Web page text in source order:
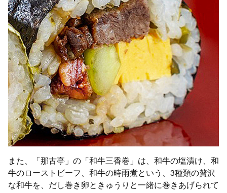
また、「那古亭」の「和牛三香巻」は、和牛の塩漬け、和
牛のローストビーフ、和牛の時雨煮という、3種類の贅沢
な和牛を、だし巻き卵ときゅうりと一緒に巻きあげられて